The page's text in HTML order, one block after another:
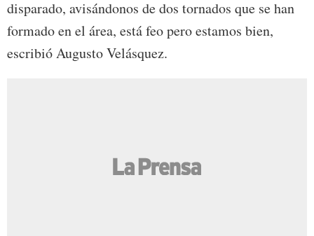
disparado, avisándonos de dos tornados que se han
formado en el área, está feo pero estamos bien,
escribió Augusto Velásquez.